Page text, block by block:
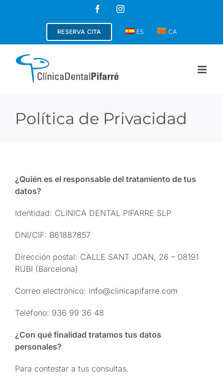
FacebookInstagram
RESERVA CITA ES CA
Política de Privacidad
¿Quién es el responsable del tratamiento de tus
datos?
Identidad: CLINICA DENTAL PIFARRE SLP
DNI/CIF: B61887857
Dirección postal: CALLE SANT JOAN, 26 – 08191
RUBI (Barcelona)
Correo electrónico: info@clinicapifarre.com
Teléfono: 936 99 36 48
¿Con qué finalidad tratamos tus datos
personales?
Para contestar a tus consultas.